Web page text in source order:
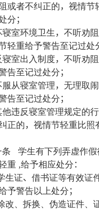
或者不纠正的，视情节
分 ；
寝室环境卫生 ， 不听劝
轻重给予警告至记过处
寝室出入制度 ， 不听劝
告至记过处分；
服从寝室管理 ， 无理取
告至记过处分；
他违反寝室管理规定的
正的，视情节轻重比照
条 学生有下列弄虚作假
重 ,给予相应处分 ：
生证、 借书证等有效证
予警告以上处分 ；
改、拆换、伪造证件、